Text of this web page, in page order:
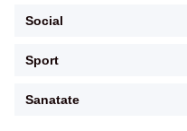
Social
Sport
Sanatate